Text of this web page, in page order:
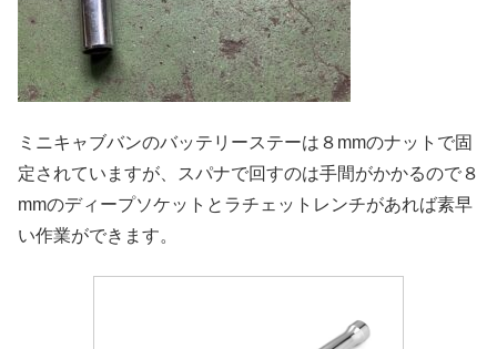
ミニキャブバンのバッテリーステーは８mmのナットで固
定されていますが、スパナで回すのは手間がかかるので８
mmのディープソケットとラチェットレンチがあれば素早
い作業ができます。